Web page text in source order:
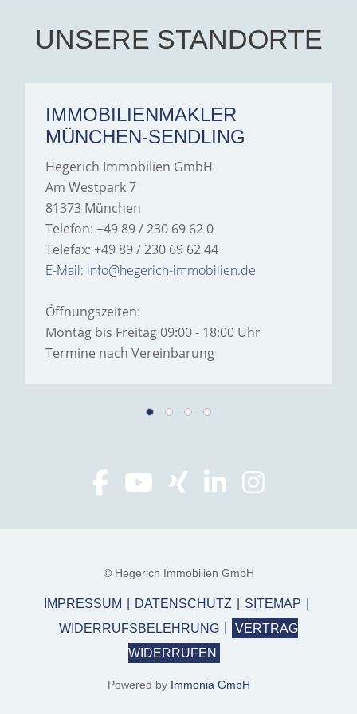
Hegerich Immobilien to
anyone looking for a home.
UNSERE STANDORTE
IMMOBILIENMAKLER
MÜNCHEN-SENDLING
Hegerich Immobilien GmbH
Am Westpark 7
81373 München
Telefon: +49 89 / 230 69 62 0
Telefax: +49 89 / 230 69 62 44
E-Mail: info@hegerich-immobilien.de
Öffnungszeiten:
Montag bis Freitag 09:00 - 18:00 Uhr
Termine nach Vereinbarung
© Hegerich Immobilien GmbH
IMPRESSUM DATENSCHUTZ
SITEMAP
WIDERRUFSBELEHRUNG
VERTRAG
WIDERRUFEN
Powered by Immonia GmbH